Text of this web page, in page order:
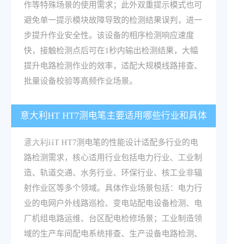
作等特殊场景的使用需求；此外双重提示模式也可
避免单一提示模块故障导致的检测结果误判，进一
步提升作业安全性。该设备的相序检测响应速度
快，接触检测点后可在1秒内输出检测结果，大幅
提升电路检测作业的效率，适配大规模线路排查、
批量设备校验等高频作业场景。
意大利HT HT7测电笔主要适用哪些行业和具体
作业场景？
意大利HT HT7测电笔的性能设计适配多行业的电
路检测需求，核心适用行业包括电力行业、工业制
造、轨道交通、水务行业、环保行业、核工业非辐
射作业区等多个领域。具体作业场景包括：电力行
业的电网户外线路巡检、变电站配电设备检测、电
厂机组电路运维、台区配电检修场景；工业制造领
域的生产车间配电系统排查、生产设备电路检测、